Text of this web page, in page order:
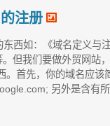
注册
西如：《域名定义与
但我们要做外贸网站
首先，你的域名应该
另外是含有